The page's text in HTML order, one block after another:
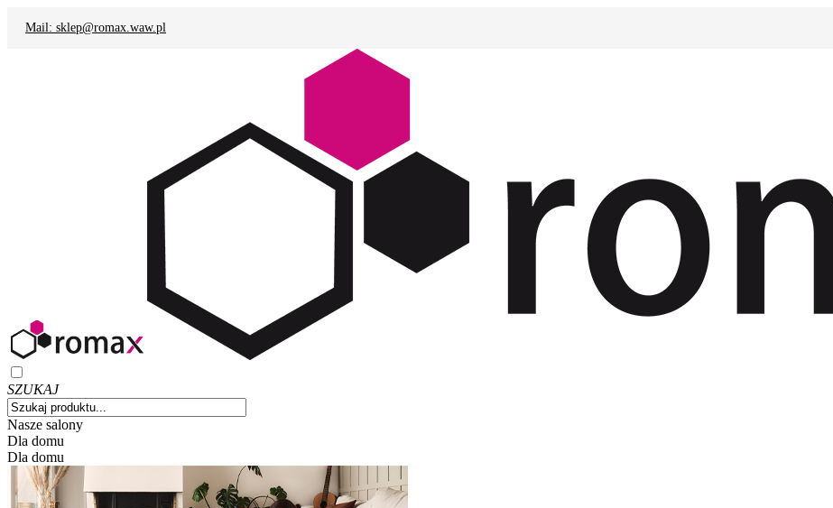
Mail: sklep@romax.waw.pl
SZUKAJ
Nasze salony
Dla domu
Dla domu